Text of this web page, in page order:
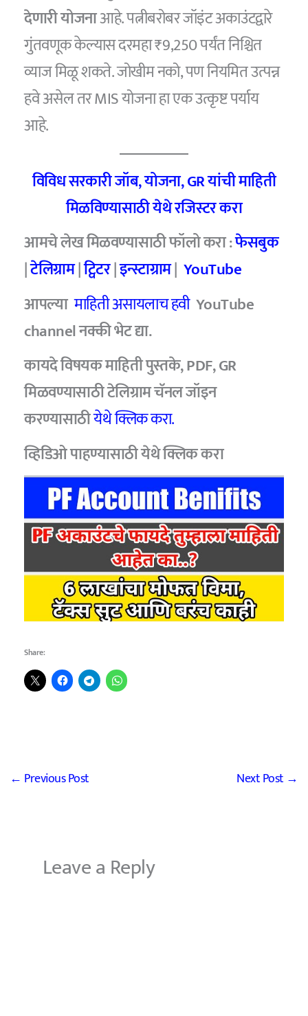
देणारी योजनाआहे. पत्नीबरोबर जॉइंट अकाउंटद्वारे
गुंतवणूक केल्यास दरमहा ₹9,250 पर्यंत निश्चित
व्याज मिळू शकते. जोखीम नको, पण नियमित उत्पन्न
हवे असेल तर MIS योजना हा एक उत्कृष्ट पर्याय
आहे.
विविध सरकारी जॉब, योजना, GR यांची माहिती
मिळविण्यासाठी येथे रजिस्टर करा
आमचे लेख मिळवण्यासाठी फॉलो करा :फेसबुक
|टेलिग्राम|ट्विटर|इन्स्टाग्राम| YouTube
आपल्यामाहिती असायलाच हवी YouTube
channel नक्की भेट द्या.
कायदे विषयक माहिती पुस्तके, PDF, GR
मिळवण्यासाठी टेलिग्राम चॅनल जॉइन
करण्यासाठीयेथे क्लिक करा.
व्हिडिओ पाहण्यासाठीयेथे क्लिक करा
Share:
← Previous Post Next Post →
Leave a Reply